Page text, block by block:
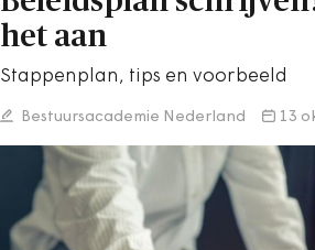
het aan
Stappenplan, tips en voorbeeld
Bestuursacademie Nederland 13